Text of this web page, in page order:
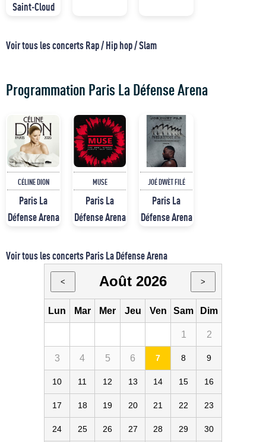
Saint-Cloud
Voir tous les concerts Rap / Hip hop / Slam
Programmation Paris La Défense Arena
CÉLINE DION
Paris La
Défense Arena
MUSE
Paris La
Défense Arena
JOÉ DWÈT FILÉ
Paris La
Défense Arena
Voir tous les concerts Paris La Défense Arena
< Août 2026 >
Lun Mar Mer Jeu Ven Sam Dim
1 2
3 4 5 6 7 8 9
10 11 12 13 14 15 16
17 18 19 20 21 22 23
24 25 26 27 28 29 30